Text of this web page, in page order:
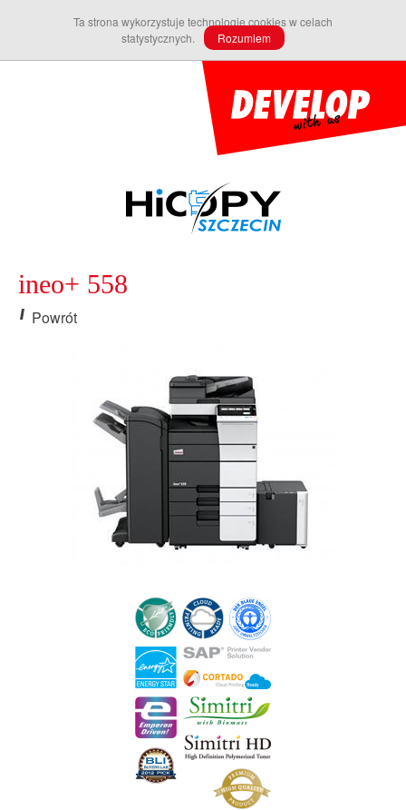
Ta strona wykorzystuje technologię cookies w celach
statystycznych.
Rozumiem
ineo+ 558
Powrót